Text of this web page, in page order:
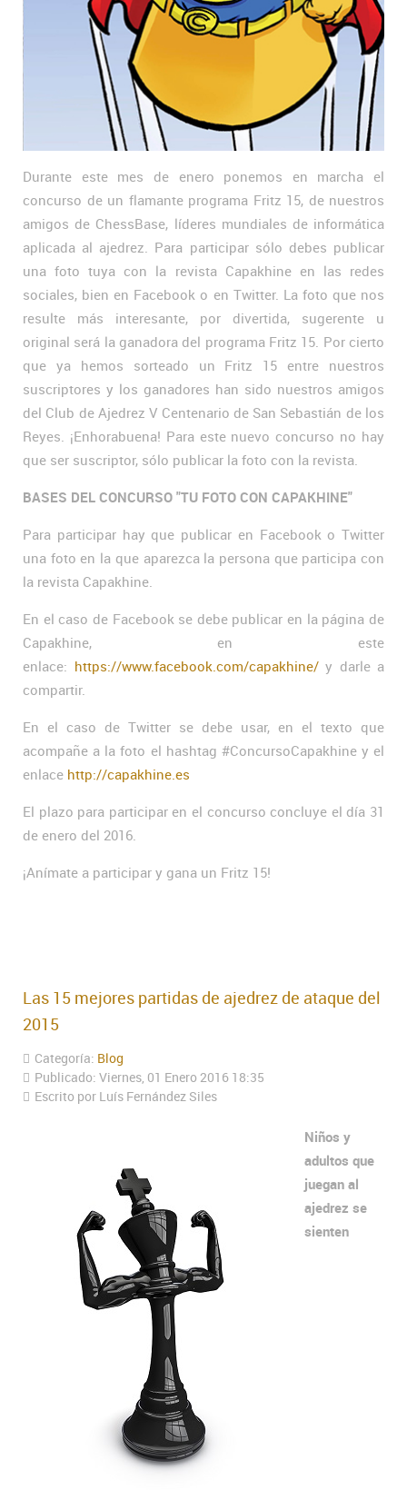
Durante este mes de enero ponemos en marcha el
concurso de un flamante programa Fritz 15, de nuestros
amigos de ChessBase, líderes mundiales de informática
aplicada al ajedrez. Para participar sólo debes publicar
una foto tuya con la revista Capakhine en las redes
sociales, bien en Facebook o en Twitter. La foto que nos
resulte más interesante, por divertida, sugerente u
original será la ganadora del programa Fritz 15. Por cierto
que ya hemos sorteado un Fritz 15 entre nuestros
suscriptores y los ganadores han sido nuestros amigos
del Club de Ajedrez V Centenario de San Sebastián de los
Reyes. ¡Enhorabuena! Para este nuevo concurso no hay
que ser suscriptor, sólo publicar la foto con la revista.
BASES DEL CONCURSO "TU FOTO CON CAPAKHINE"
Para participar hay que publicar en Facebook o Twitter
una foto en la que aparezca la persona que participa con
la revista Capakhine.
En el caso de Facebook se debe publicar en la página de
Capakhine, en este
enlace: https://www.facebook.com/capakhine/y darle a
compartir.
En el caso de Twitter se debe usar, en el texto que
acompañe a la foto el hashtag #ConcursoCapakhine y el
enlace http://capakhine.es
El plazo para participar en el concurso concluye el día 31
de enero del 2016.
¡Anímate a participar y gana un Fritz 15!
Las 15 mejores partidas de ajedrez de ataque del
2015
Categoría: Blog
Publicado: Viernes, 01 Enero 2016 18:35
Escrito por Luís Fernández Siles
Niños y
adultos que
juegan al
ajedrez se
sienten